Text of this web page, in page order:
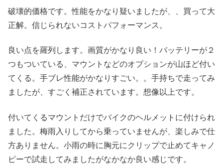
破壊的価格です。性能をかなり疑いましたが、、買って大
正解。信じられないコストパフォーマンス。
良い点を羅列します。画質がかなり良い！バッテリーが２
つもついている、マウントなどのオプションが山ほど付い
てくる。手ブレ性能がかなりすごい。。手持ちで走ってみ
ましたが、すごく補正されています。想像以上です。
付いてくるマウントだけでバイクのヘルメットに付けられ
ました。梅雨入りしてから乗っていませんが、楽しみで仕
方ありません。小雨の時に胸元にクリップで止めてキャノ
ピーで試走してみましたがなかなか良い感じです。